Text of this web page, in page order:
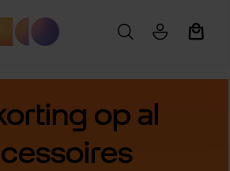
op al